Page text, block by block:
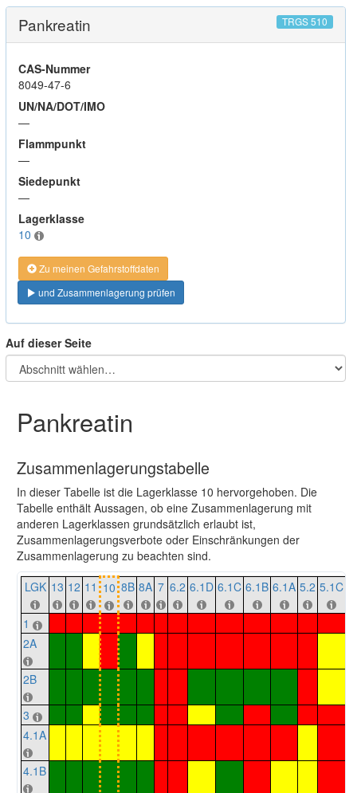
Pankreatin TRGS 510
CAS-Nummer
8049-47-6
UN/NA/DOT/IMO
—
Flammpunkt
—
Siedepunkt
—
Lagerklasse
10
Zu meinen Gefahrstoffdaten
und Zusammenlagerung prüfen
Auf dieser Seite
Pankreatin
Zusammenlagerungstabelle
In dieser Tabelle ist die Lagerklasse 10 hervorgehoben. Die
Tabelle enthält Aussagen, ob eine Zusammenlagerung mit
anderen Lagerklassen grundsätzlich erlaubt ist,
Zusammenlagerungsverbote oder Einschränkungen der
Zusammenlagerung zu beachten sind.
LGK 13 12 11 10 8B 8A 7 6.2 6.1D 6.1C 6.1B 6.1A 5.2 5.1C
1
2A
2B
3
4.1A
4.1B